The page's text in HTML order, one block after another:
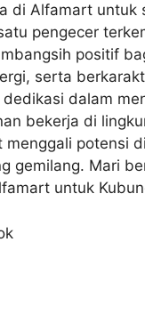
di Alfamart untuk
pengecer
positif
serta
dalam
bekerja di
potensi
gemilang. Mari
untuk